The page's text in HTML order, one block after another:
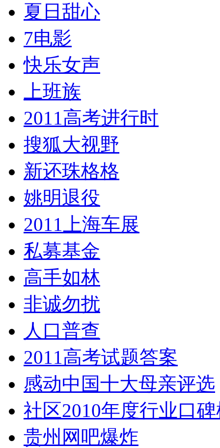
夏日甜心
7电影
快乐女声
上班族
2011高考进行时
搜狐大视野
新还珠格格
姚明退役
2011上海车展
私募基金
高手如林
非诚勿扰
人口普查
2011高考试题答案
感动中国十大母亲评选
社区2010年度行业口
贵州网吧爆炸